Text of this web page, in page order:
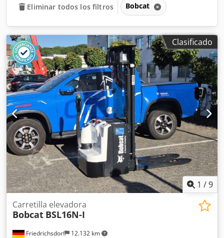
Eliminar todos los filtros Bobcat
Clasificado
1 /9
Friedrichsdorf 12.132 km
Carretilla elevadora
Bobcat BSL16N-I